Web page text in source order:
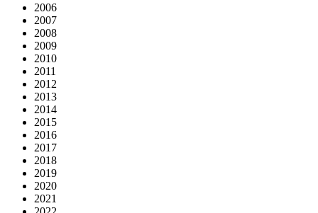
2006
2007
2008
2009
2010
2011
2012
2013
2014
2015
2016
2017
2018
2019
2020
2021